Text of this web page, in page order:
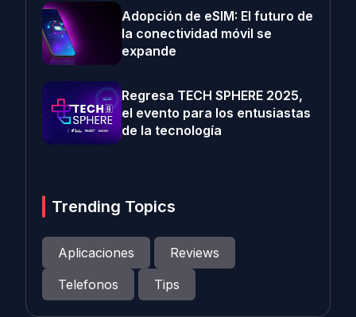
Adopción de eSIM: El futuro de
la conectividad móvil se
expande
Regresa TECH SPHERE 2025,
el evento para los entusiastas
de la tecnología
Trending Topics
Aplicaciones
Reviews
Telefonos
Tips